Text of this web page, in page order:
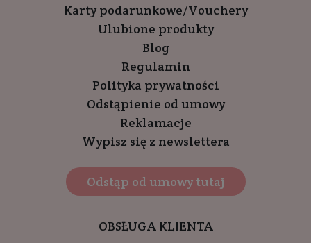
Karty podarunkowe/Vouchery
Ulubione produkty
Blog
Regulamin
Polityka prywatności
Odstąpienie od umowy
Reklamacje
Wypisz się z newslettera
Odstąp od umowy tutaj
OBSŁUGA KLIENTA